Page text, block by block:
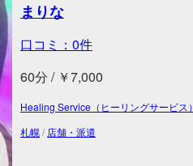
まりな
口コミ：0件
60分 / ￥7,000
Healing Service（ヒーリングサービス）
札幌/ 店舗・派遣